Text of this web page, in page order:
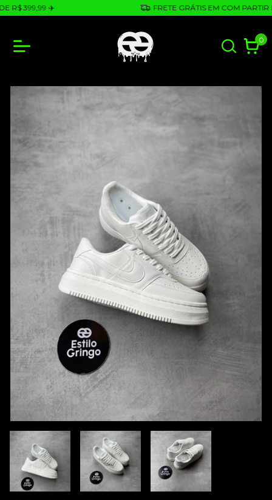
399,99 ✈️ FRETE GRÁTIS EM COM PARTIR
0